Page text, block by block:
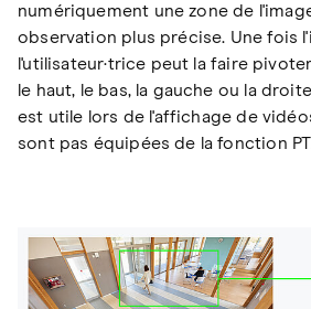
numériquement une zone de
observation plus précise. Une fois
l'utilisateur·trice peut la faire
le haut, le bas, la gauche ou la
est utile lors de l'affichage de
sont pas équipées de la fonction